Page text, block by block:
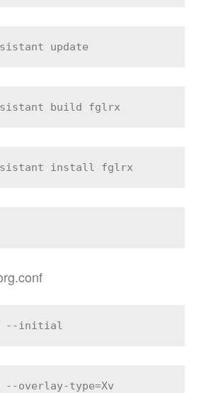
update
build fglrx
install fglrx
--initial
overlay-type=Xv